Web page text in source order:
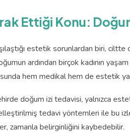
Ettiği Konu:
estetik sorunlardan biri,
ardından birçok kadının
hem medikal hem de estetik
doğum izi tedavisi, yalnızca
tedavi yöntemleri ile bu
zamanla belirginliğini kaybedebilir.